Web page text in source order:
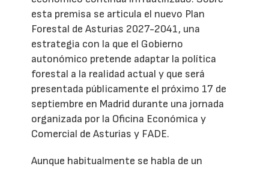
esta premisa se articula el nuevo Plan
Forestal de Asturias 2027-2041, una
estrategia con la que el Gobierno
autonómico pretende adaptar la política
forestal a la realidad actual y que será
presentada públicamente el próximo 17 de
septiembre en Madrid durante una jornada
organizada por la Oficina Económica y
Comercial de Asturias y FADE.
Aunque habitualmente se habla de un